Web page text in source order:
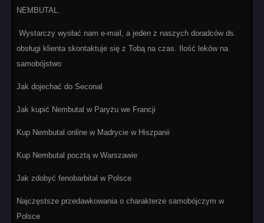
NEMBUTAL.
Wystarczy wysłać nam e-mail, a jeden z naszych doradców ds.
obsługi klienta skontaktuje się z Tobą na czas. Ilość leków na
samobójstwo
Jak dojechać do Seconal
Jak kupić Nembutal w Paryżu we Francji
Kup Nembutal online w Madrycie w Hiszpanii
Kup Nembutal pocztą w Warszawie
Jak zdobyć fenobarbital w Polsce
Najczęstsze przedawkowania o charakterze samobójczym w
Polsce